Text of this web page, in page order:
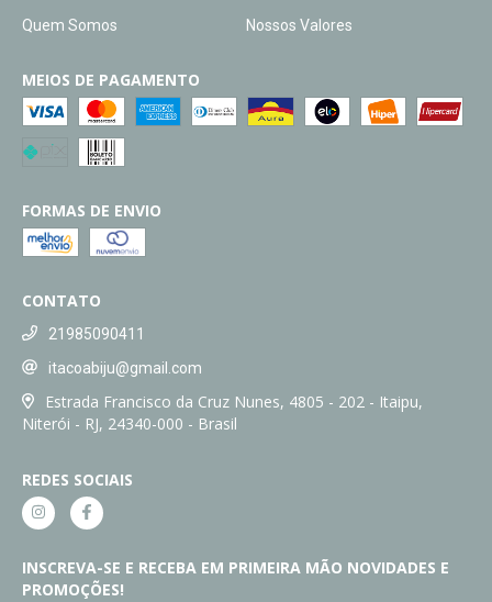
Quem Somos Nossos Valores
MEIOS DE PAGAMENTO
FORMAS DE ENVIO
CONTATO
21985090411
itacoabiju@gmail.com
Estrada Francisco da Cruz Nunes, 4805 - 202 - Itaipu,
Niterói - RJ, 24340-000 - Brasil
REDES SOCIAIS
INSCREVA-SE E RECEBA EM PRIMEIRA MÃO NOVIDADES E
PROMOÇÕES!